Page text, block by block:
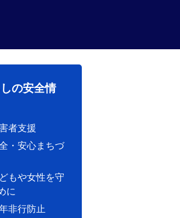
の安全情
者支援
・安心まちづ
もや女性を守
に
非行防止